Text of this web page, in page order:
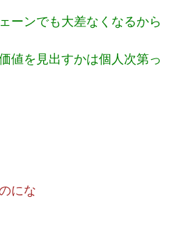
ーンでも大差なくなるから
値を見出すかは個人次第っ
にな